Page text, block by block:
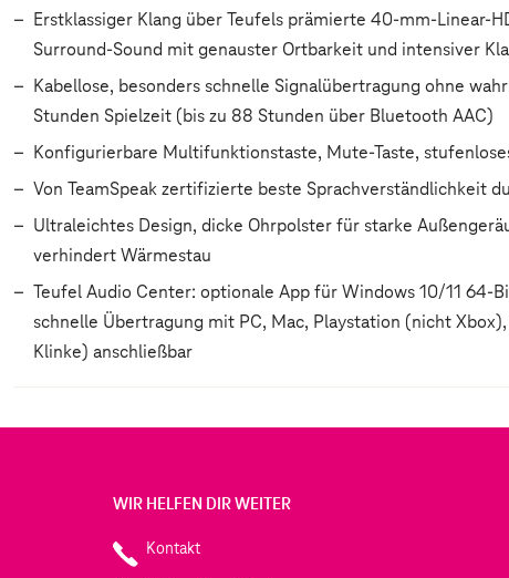
Erstklassiger Klang über Teufels prämierte 40-mm-Linear-
Surround-Sound mit genauster Ortbarkeit und intensiver
Kabellose, besonders schnelle Signalübertragung ohne
Stunden Spielzeit (bis zu 88 Stunden über Bluetooth AAC)
Konfigurierbare Multifunktionstaste, Mute-Taste,
Von TeamSpeak zertifizierte beste Sprachverständlichkeit
Ultraleichtes Design, dicke Ohrpolster für starke
verhindert Wärmestau
Teufel Audio Center: optionale App für Windows 10/11 64-
schnelle Übertragung mit PC, Mac, Playstation (nicht
Klinke) anschließbar
WIR HELFEN DIR WEITER
Kontakt